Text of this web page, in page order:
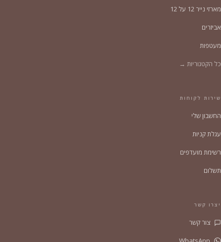
מארזי נייר 12 על 12
אביזרים
מעטפות
כל הקטגוריות →
שירות לקוחות
החשבון שלי
עגלת קניות
רשימת מועדפים
תשלום
יצרו קשר
צור קשר